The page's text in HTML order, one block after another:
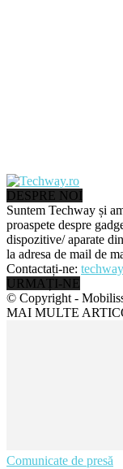
DESPRE NOI
Suntem Techway și
proaspete despre
dispozitive/ aparate
la adresa de mail de
Contactați-ne:
URMAȚI-NE
© Copyright -
MAI MULTE
Comunicate de presă